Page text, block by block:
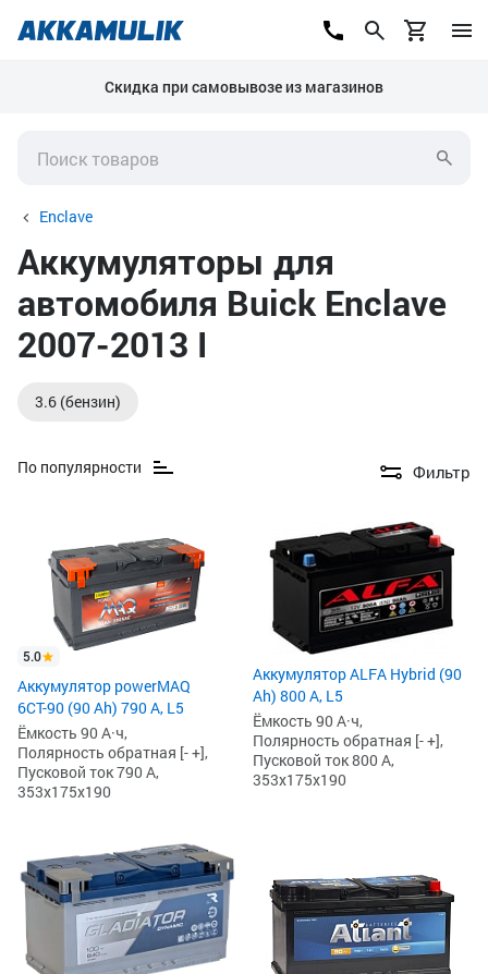
Скидка при самовывозе из магазинов
Enclave
Аккумуляторы для
автомобиля Buick Enclave
2007-2013 I
3.6 (бензин)
По популярности Фильтр
5.0
Аккумулятор powerMAQ
6СТ-90 (90 Ah) 790 А, L5
Ёмкость 90 А·ч,
Полярность обратная [- +],
Пусковой ток 790 А,
353x175x190
Аккумулятор ALFA Hybrid (90
Ah) 800 А, L5
Ёмкость 90 А·ч,
Полярность обратная [- +],
Пусковой ток 800 А,
353x175x190